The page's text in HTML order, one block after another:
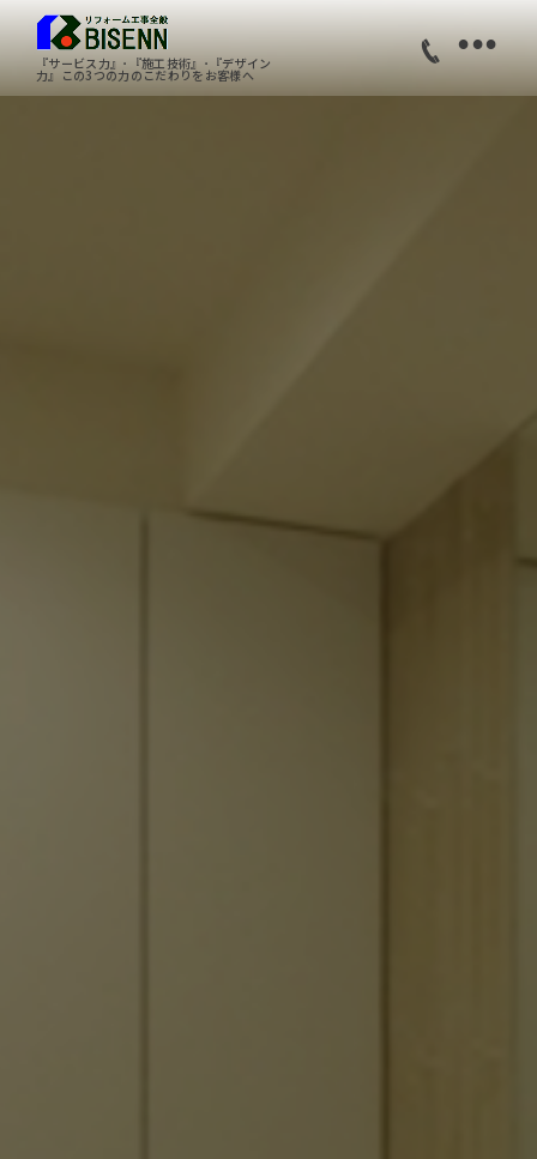
『サービス力』･『施工技術』･『デザイン
力』この3つの力のこだわりをお客様へ
•